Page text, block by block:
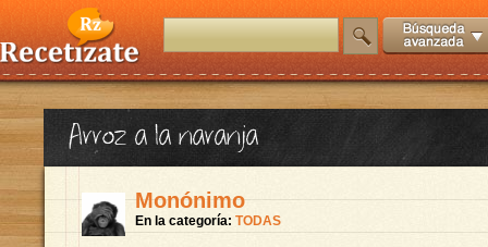
Arroz a la naranja
Monónimo
En la categoría: TODAS